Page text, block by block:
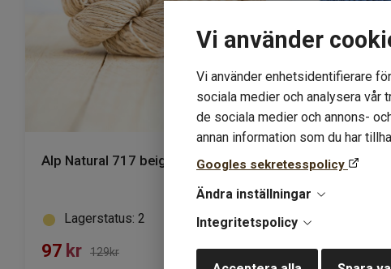
Vi använder
Vi använder enhetsidentifierare
sociala medier och analysera vår
de sociala medier och annons-
annan information som du har
Googles sekretesspolicy
Ändra inställningar
Integritetspolicy
Alp Natural 717 beige
Lagerstatus: 2
97 kr 129kr
Alp Natural
97kr 129kr